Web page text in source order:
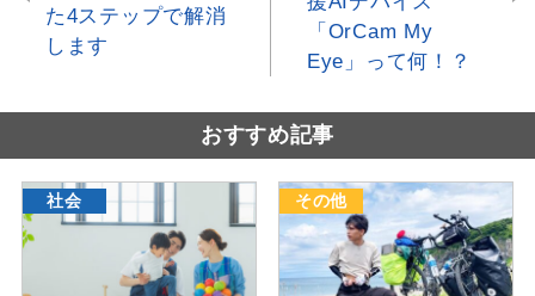
た4ステップで解消
します
「OrCam My
Eye」って何！？
おすすめ記事
社会 その他